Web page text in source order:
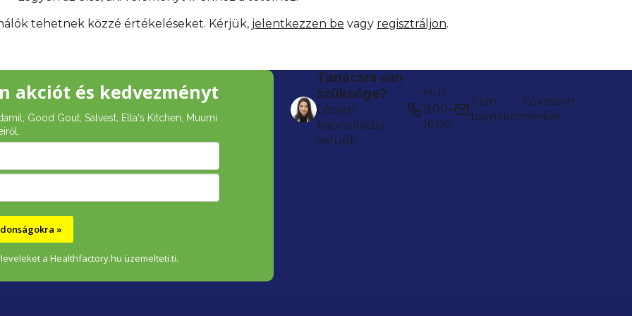
tehetnek közzé értékeléseket. Kérjük, jelentkezzen be vagy regisztráljon.
akciót és kedvezményt
Good Gout, Salvest, Ella's Kitchen, Muumi
»
a Healthfactory.hu üzemelteti.ti.
Tanácsra van
szüksége?
Lépjen
kapcsolatba
velünk
H–P
9:00–
16:00
írjon
bármikor
Kövessen
minket: